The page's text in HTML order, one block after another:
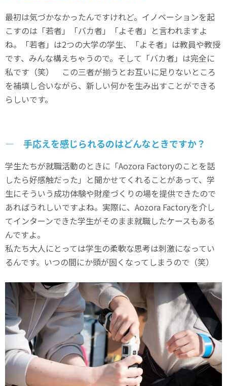
最初は気づかなかったんですけれど。イノベーションを起
こすのは「若者」「バカ者」「よそ者」と言われますよ
ね。「若者」は2つの大学の学生、「よそ者」は教員や教授
です、みんな構えちゃうので。そして「バカ者」は完全に
私です（笑） この三者が揃うとお互いに足りないところ
を補填し合いながら、新しい何かを生み出すことができる
らしいです。
― 手応えを感じられるのはどんなときですか？
学生たちが就職活動のときに「Aozora Factoryのことを話
したら好感触だった」と聞かせてくれることがあって、学
生にそういう成功体験や財産づくりの場を提供できたので
あればうれしいですよね。実際に、Aozora Factoryを介し
てインターンできた学生がそのまま就職したケースもある
んですよ。
私たち大人にとっては学生の柔軟な思考は刺激になってい
るんです。いつの間にか頭が固くなってしまうので（笑）